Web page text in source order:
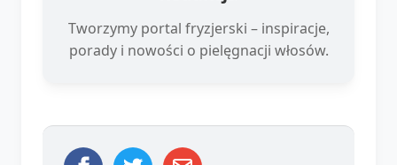
Tworzymy portal fryzjerski – inspiracje,
porady i nowości o pielęgnacji włosów.